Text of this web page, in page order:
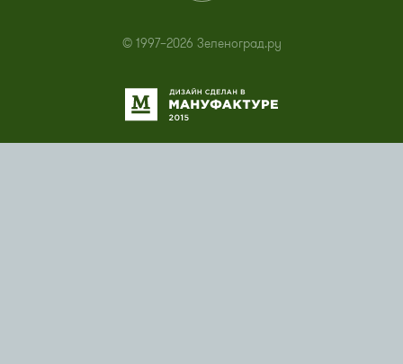
© 1997–2026 Зеленоград.ру